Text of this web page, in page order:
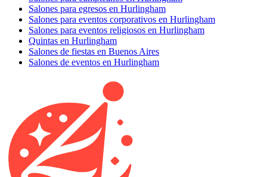
Salones para egresos en Hurlingham
Salones para eventos corporativos en Hurlingham
Salones para eventos religiosos en Hurlingham
Quintas en Hurlingham
Salones de fiestas en Buenos Aires
Salones de eventos en Hurlingham